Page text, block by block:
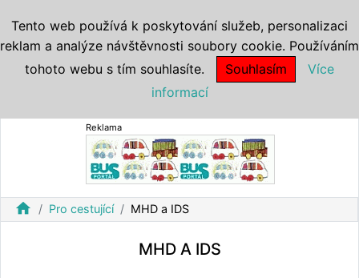
Reklama
home Pro cestující MHD a IDS
MHD A IDS
Tento web používá k poskytování služeb, personalizaci
reklam a analýze návštěvnosti soubory cookie. Používáním
tohoto webu s tím souhlasíte.
Souhlasím
Více
informací